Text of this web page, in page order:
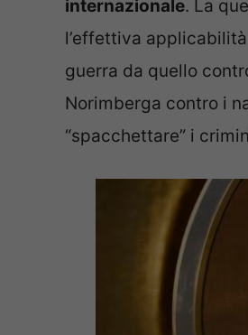
internazionale. La
l’effettiva
guerra da quello
Norimberga contro i
“spacchettare” i